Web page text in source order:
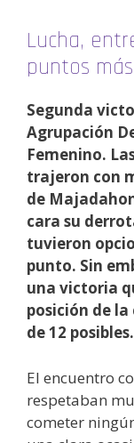
Lucha,
puntos más
Segunda
Agrupación
Femenino.
trajeron con
de
cara su
tuvieron
punto. Sin
una victoria
posición de
de 12 posibles.
El encuentro
respetaban
cometer